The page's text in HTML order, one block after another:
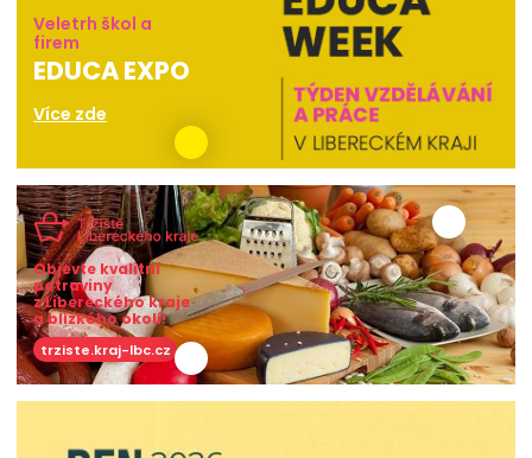
Veletrh škol a
firem
EDUCA EXPO
Více zde
Objevte kvalitní
potraviny
z Libereckého kraje
a blízkého okolí!
trziste.kraj-lbc.cz